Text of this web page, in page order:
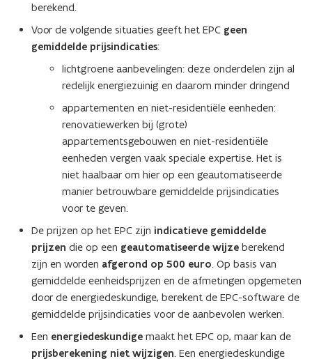
berekend.
Voor de volgende situaties geeft het EPC geen
gemiddelde prijsindicaties:
lichtgroene aanbevelingen: deze onderdelen zijn al
redelijk energiezuinig en daarom minder dringend
appartementen en niet-residentiële eenheden:
renovatiewerken bij (grote)
appartementsgebouwen en niet-residentiële
eenheden vergen vaak speciale expertise. Het is
niet haalbaar om hier op een geautomatiseerde
manier betrouwbare gemiddelde prijsindicaties
voor te geven.
De prijzen op het EPC zijn indicatieve gemiddelde
prijzen die op een geautomatiseerde wijze berekend
zijn en worden afgerond op 500 euro. Op basis van
gemiddelde eenheidsprijzen en de afmetingen opgemeten
door de energiedeskundige, berekent de EPC-software de
gemiddelde prijsindicaties voor de aanbevolen werken.
Een energiedeskundige maakt het EPC op, maar kan de
prijsberekening niet wijzigen. Een energiedeskundige